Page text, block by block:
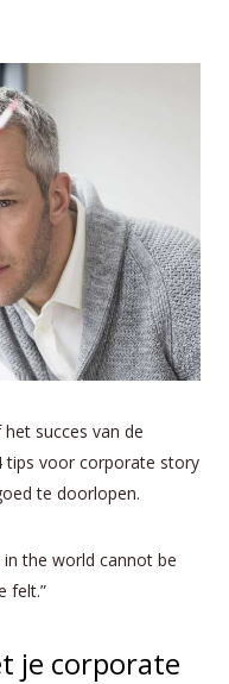
succes van de
tips voor corporate story
te doorlopen.
the world cannot be
felt.”
je corporate